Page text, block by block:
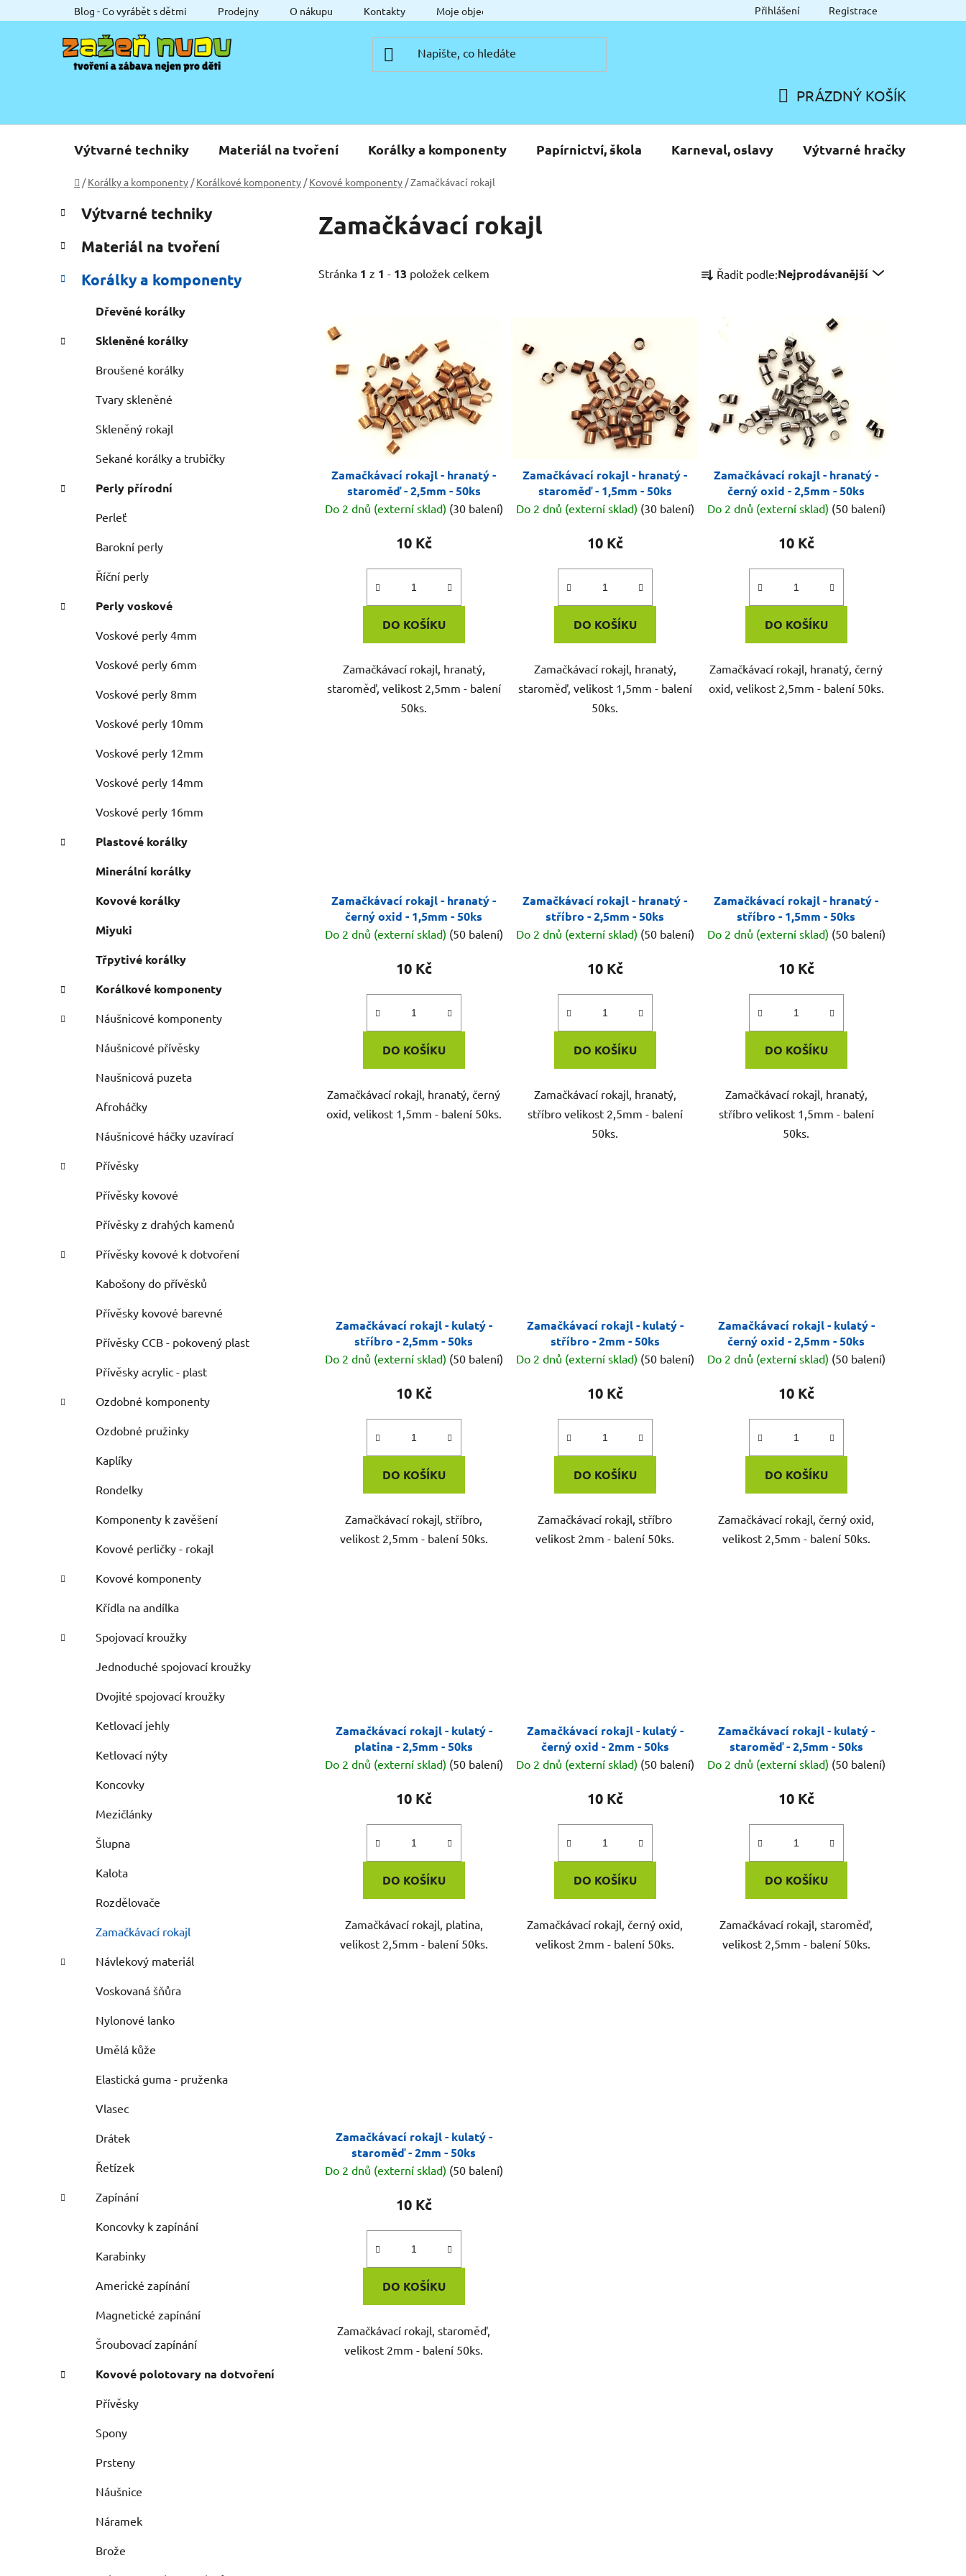
na
Blog - Co vyrábět s dětmi Prodejny O nákupu Kontakty Moje objednávka Přihlášení Registrace
KOŠÍK
PRÁZDNÝ KOŠÍK
Výtvarné techniky Materiál na tvoření Korálky a komponenty Papírnictví, škola Karneval, oslavy Výtvarné hračky
Domů
/ Korálky a komponenty / Korálkové komponenty / Kovové komponenty /Zamačkávací rokajl
P
o
s
r
n
Přeskočit
kategorie
a
e
o
Výtvarné techniky
Materiál na tvoření
Korálky a komponenty
Dřevěné korálky
Skleněné korálky
Broušené korálky
Tvary skleněné
Skleněný rokajl
Sekané korálky a trubičky
Perly přírodní
Perleť
Barokní perly
Říční perly
Perly voskové
Voskové perly 4mm
Voskové perly 6mm
Voskové perly 8mm
Voskové perly 10mm
Voskové perly 12mm
Voskové perly 14mm
Voskové perly 16mm
Plastové korálky
Minerální korálky
Kovové korálky
Miyuki
Třpytivé korálky
Korálkové komponenty
Náušnicové komponenty
Náušnicové přívěsky
Naušnicová puzeta
Afroháčky
Náušnicové háčky uzavírací
Přívěsky
Přívěsky kovové
Přívěsky z drahých kamenů
Přívěsky kovové k dotvoření
Kabošony do přívěsků
Přívěsky kovové barevné
Přívěsky CCB - pokovený plast
Přívěsky acrylic - plast
Ozdobné komponenty
Ozdobné pružinky
Kaplíky
Rondelky
Komponenty k zavěšení
Kovové perličky - rokajl
Kovové komponenty
Křídla na andílka
Spojovací kroužky
Jednoduché spojovací kroužky
Dvojité spojovací kroužky
Ketlovací jehly
Ketlovací nýty
Koncovky
Mezičlánky
Šlupna
Kalota
Rozdělovače
Zamačkávací rokajl
Návlekový materiál
Voskovaná šňůra
Nylonové lanko
Umělá kůže
Elastická guma - pruženka
Vlasec
Drátek
Řetízek
Zapínání
Koncovky k zapínání
Karabinky
Americké zapínání
Magnetické zapínání
Šroubovací zapínání
Kovové polotovary na dotvoření
Přívěsky
Spony
Prsteny
Náušnice
Náramek
Brože
Zamačkávací rokajl
Stránka 1 z 1 - 13 položek celkem
a
d
ů
Řadit podle:Nejprodávanější
ý
k
Zamačkávací rokajl - hranatý -
staroměď - 2,5mm - 50ks
Do 2 dnů (externí sklad) (30 balení)
10 Kč
DO KOŠÍKU
Zamačkávací rokajl, hranatý,
staroměď, velikost 2,5mm - balení
50ks.
Zamačkávací rokajl - hranatý -
staroměď - 1,5mm - 50ks
Do 2 dnů (externí sklad) (30 balení)
10 Kč
DO KOŠÍKU
Zamačkávací rokajl, hranatý,
staroměď, velikost 1,5mm - balení
50ks.
Zamačkávací rokajl - hranatý -
černý oxid - 2,5mm - 50ks
Do 2 dnů (externí sklad) (50 balení)
10 Kč
DO KOŠÍKU
Zamačkávací rokajl, hranatý, černý
oxid, velikost 2,5mm - balení 50ks.
Zamačkávací rokajl - hranatý -
černý oxid - 1,5mm - 50ks
Do 2 dnů (externí sklad) (50 balení)
10 Kč
DO KOŠÍKU
Zamačkávací rokajl, hranatý, černý
oxid, velikost 1,5mm - balení 50ks.
Zamačkávací rokajl - hranatý -
stříbro - 2,5mm - 50ks
Do 2 dnů (externí sklad) (50 balení)
10 Kč
DO KOŠÍKU
Zamačkávací rokajl, hranatý,
stříbro velikost 2,5mm - balení
50ks.
Zamačkávací rokajl - hranatý -
stříbro - 1,5mm - 50ks
Do 2 dnů (externí sklad) (50 balení)
10 Kč
DO KOŠÍKU
Zamačkávací rokajl, hranatý,
stříbro velikost 1,5mm - balení
50ks.
Zamačkávací rokajl - kulatý -
stříbro - 2,5mm - 50ks
Do 2 dnů (externí sklad) (50 balení)
10 Kč
DO KOŠÍKU
Zamačkávací rokajl, stříbro,
velikost 2,5mm - balení 50ks.
Zamačkávací rokajl - kulatý -
stříbro - 2mm - 50ks
Do 2 dnů (externí sklad) (50 balení)
10 Kč
DO KOŠÍKU
Zamačkávací rokajl, stříbro
velikost 2mm - balení 50ks.
Zamačkávací rokajl - kulatý -
černý oxid - 2,5mm - 50ks
Do 2 dnů (externí sklad) (50 balení)
10 Kč
DO KOŠÍKU
Zamačkávací rokajl, černý oxid,
velikost 2,5mm - balení 50ks.
Zamačkávací rokajl - kulatý -
platina - 2,5mm - 50ks
Do 2 dnů (externí sklad) (50 balení)
10 Kč
DO KOŠÍKU
Zamačkávací rokajl, platina,
velikost 2,5mm - balení 50ks.
Zamačkávací rokajl - kulatý -
černý oxid - 2mm - 50ks
Do 2 dnů (externí sklad) (50 balení)
10 Kč
DO KOŠÍKU
Zamačkávací rokajl, černý oxid,
velikost 2mm - balení 50ks.
Zamačkávací rokajl - kulatý -
staroměď - 2,5mm - 50ks
Do 2 dnů (externí sklad) (50 balení)
10 Kč
DO KOŠÍKU
Zamačkávací rokajl, staroměď,
velikost 2,5mm - balení 50ks.
Zamačkávací rokajl - kulatý -
staroměď - 2mm - 50ks
Do 2 dnů (externí sklad) (50 balení)
10 Kč
DO KOŠÍKU
Zamačkávací rokajl, staroměď,
velikost 2mm - balení 50ks.